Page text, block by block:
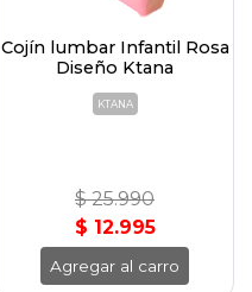
Cojín lumbar Infantil Rosa
Diseño Ktana
KTANA
$ 25.990
$ 12.995
Agregar al carro